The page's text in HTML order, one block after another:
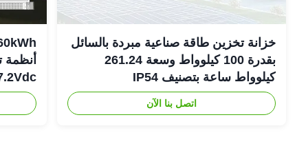
خزانة تخزين طاقة صناعية مبردة بالسائل
بقدرة 100 كيلوواط وسعة 261.24
كيلوواط ساعة بتصنيف IP54
اتصل بنا الآن
أنظمة
307.2Vdc